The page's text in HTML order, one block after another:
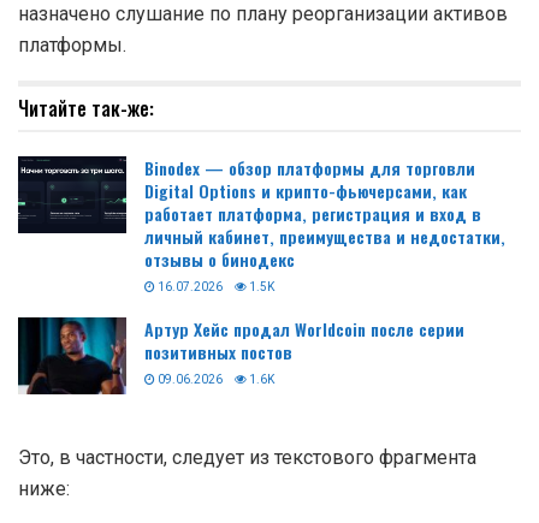
назначено слушание по плану реорганизации активов
платформы.
Читайте так-же:
Binodex — обзор платформы для торговли
Digital Options и крипто-фьючерсами, как
работает платформа, регистрация и вход в
личный кабинет, преимущества и недостатки,
отзывы о бинодекс
16.07.2026 1.5K
Артур Хейс продал Worldcoin после серии
позитивных постов
09.06.2026 1.6K
Это, в частности, следует из текстового фрагмента
ниже: